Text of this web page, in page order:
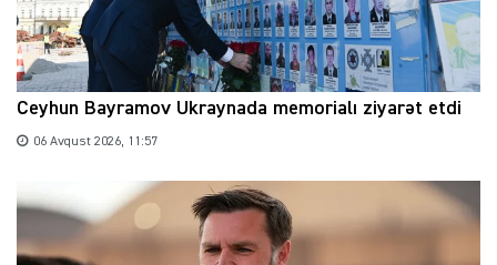
Ceyhun Bayramov Ukraynada memorialı ziyarət etdi
06 Avqust 2026, 11:57